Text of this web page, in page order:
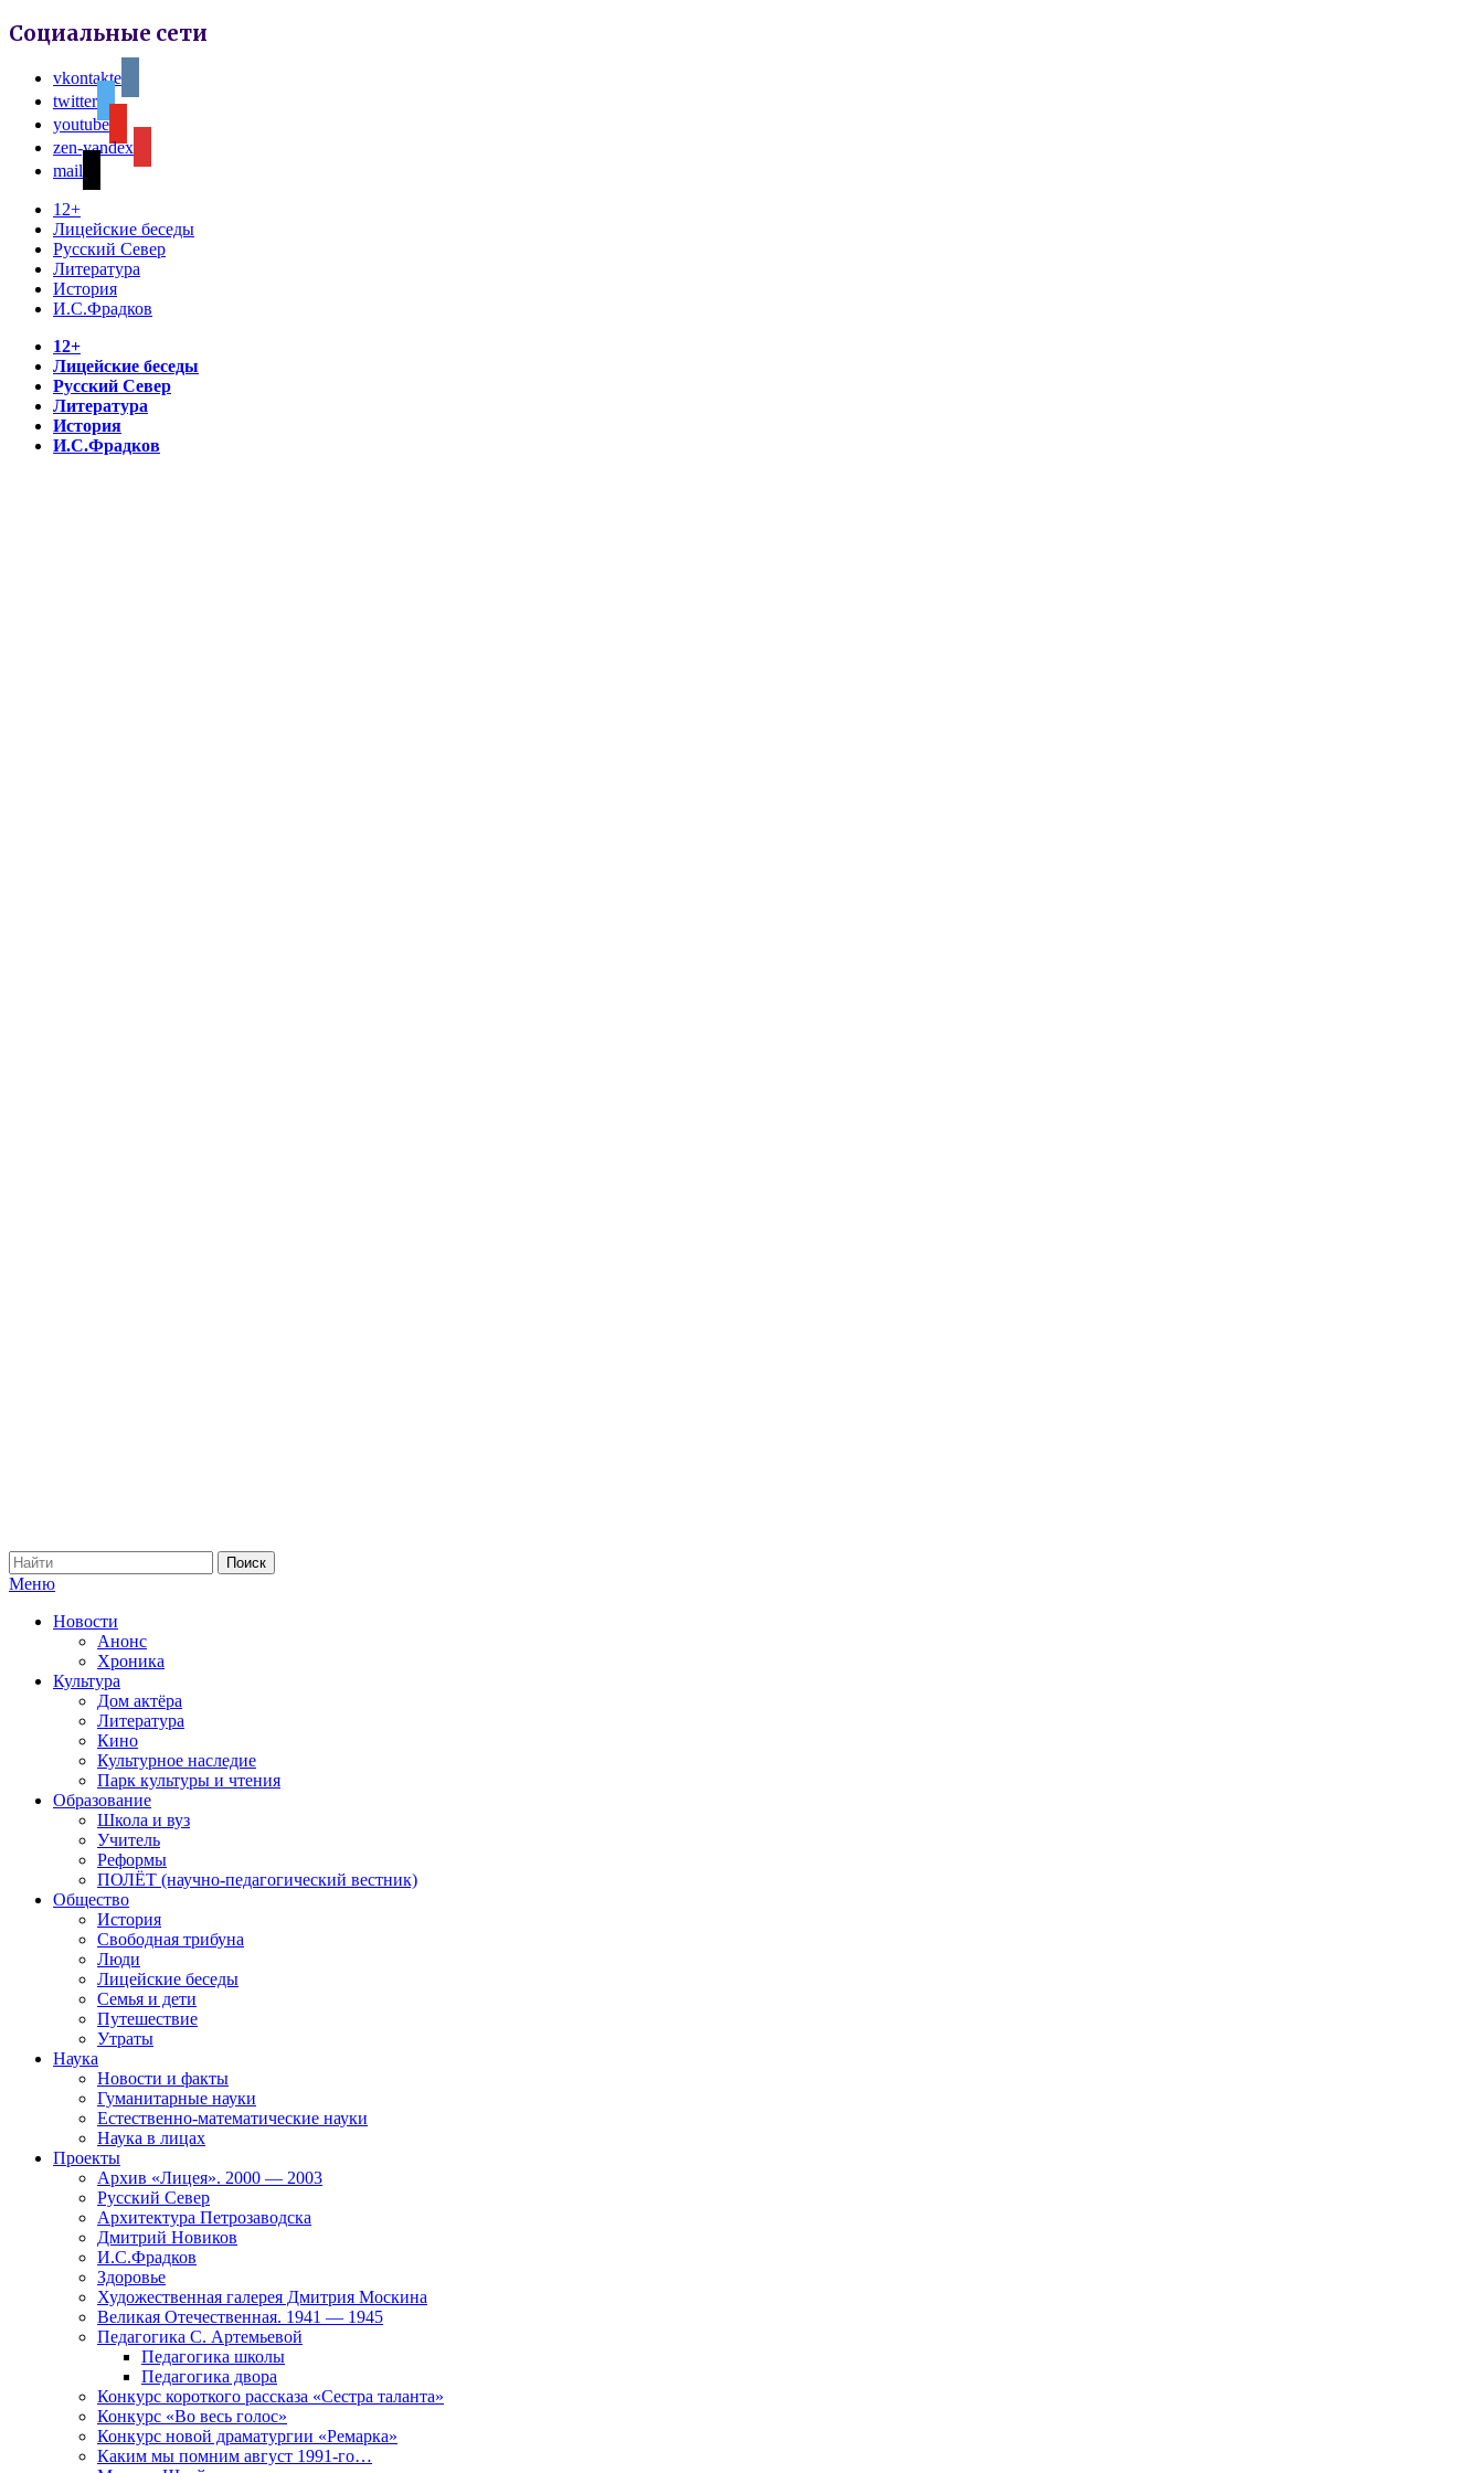
Социальные сети
vkontakte
twitter
youtube
zen-yandex
mail
12+
Лицейские беседы
Русский Север
Литература
История
И.С.Фрадков
12+
Лицейские беседы
Русский Север
Литература
История
И.С.Фрадков
Меню
Новости
Анонс
Хроника
Культура
Дом актёра
Литература
Кино
Культурное наследие
Парк культуры и чтения
Образование
Школа и вуз
Учитель
Реформы
ПОЛЁТ (научно-педагогический вестник)
Общество
История
Свободная трибуна
Люди
Лицейские беседы
Семья и дети
Путешествие
Утраты
Наука
Новости и факты
Гуманитарные науки
Естественно-математические науки
Наука в лицах
Проекты
Архив «Лицея». 2000 — 2003
Русский Север
Архитектура Петрозаводска
Дмитрий Новиков
И.С.Фрадков
Здоровье
Художественная галерея Дмитрия Москина
Великая Отечественная. 1941 — 1945
Педагогика С. Артемьевой
Педагогика школы
Педагогика двора
Конкурс короткого рассказа «Сестра таланта»
Конкурс «Во весь голос»
Конкурс новой драматургии «Ремарка»
Каким мы помним август 1991-го…